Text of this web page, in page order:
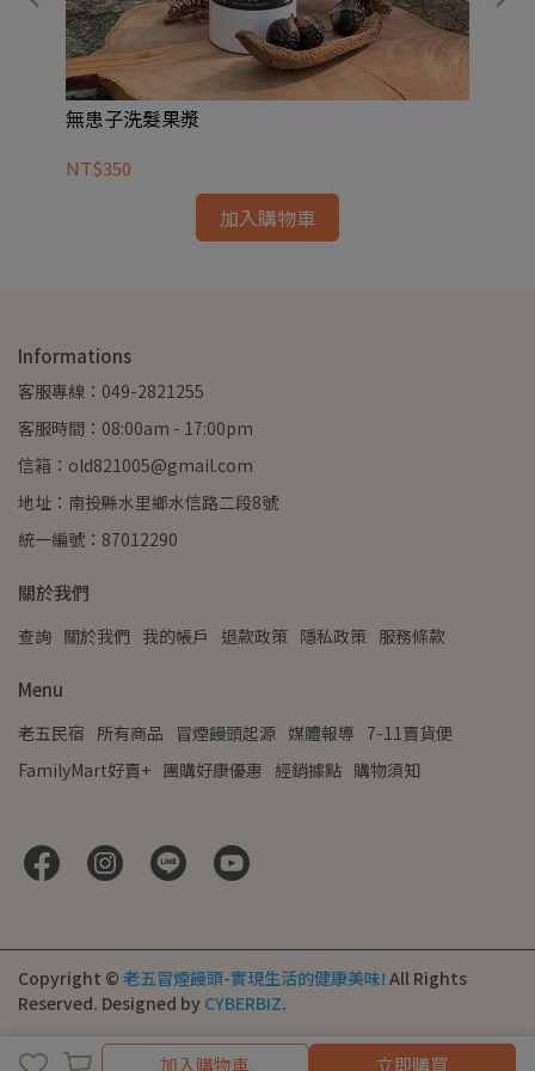
加入購物車 立即購買
無患子洗髮果漿
NT$350
加入購物車
Informations
客服專線：049-2821255
客服時間：08:00am - 17:00pm
信箱：old821005@gmail.com
地址：南投縣水里鄉水信路二段8號
統一編號：87012290
關於我們
查詢 關於我們 我的帳戶 退款政策 隱私政策 服務條款
Menu
老五民宿 所有商品 冒煙饅頭起源 媒體報導 7-11賣貨便
FamilyMart好賣+ 團購好康優惠 經銷據點 購物須知
Copyright © 老五冒煙饅頭-實現生活的健康美味! All Rights
Reserved. Designed by CYBERBIZ.